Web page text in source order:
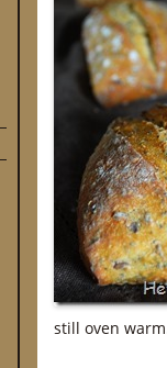
still oven